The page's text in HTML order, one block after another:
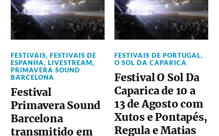
FESTIVAIS,FESTIVAIS DE
ESPANHA,LIVESTREAM,
PRIMAVERA SOUND
BARCELONA
Festival
Primavera Sound
Barcelona
transmitido em
FESTIVAIS DE PORTUGAL,
O SOL DA CAPARICA
Festival O Sol Da
Caparica de 10 a
13 de Agosto com
Xutos e Pontapés,
Regula e Matias